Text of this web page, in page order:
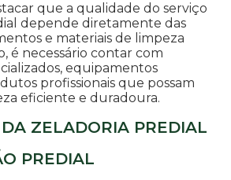
que a qualidade do serviço
depende diretamente das
e materiais de limpeza
é necessário contar com
equipamentos
profissionais que possam
eficiente e duradoura.
ZELADORIA PREDIAL
PREDIAL